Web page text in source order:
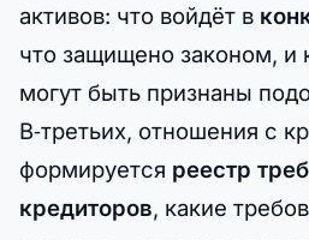
активов: что войдёт в
что защищено законом, и
могут быть признаны
В‑третьих, отношения с
формируется реестр
кредиторов, какие